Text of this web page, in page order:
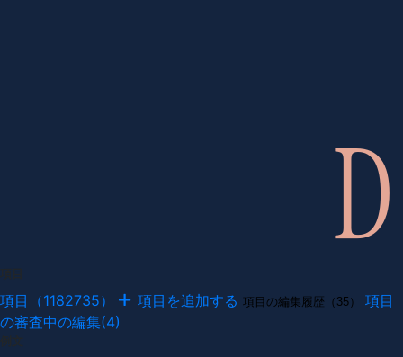
項目（1182735） 項目を追加する 項目の編集履歴（35）
項目
の審査中の編集(4)